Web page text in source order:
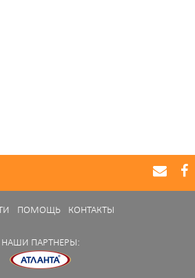
ПОМОЩЬ КОНТАКТЫ
НАШИ ПАРТНЕРЫ: